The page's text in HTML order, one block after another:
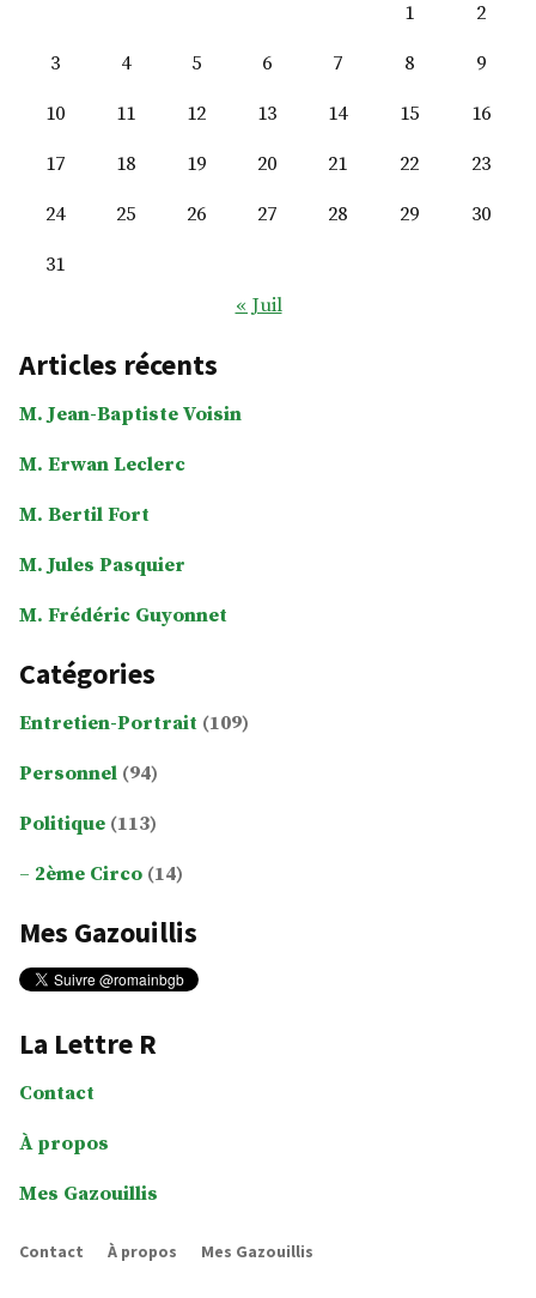
1
2
3
4 5 6 7 8
9
10
11 12 13 14 15
16
17
18 19 20 21 22
23
24
25 26 27 28 29
30
31
« Juil
Articles récents
M. Jean-Baptiste Voisin
M. Erwan Leclerc
M. Bertil Fort
M. Jules Pasquier
M. Frédéric Guyonnet
Catégories
Entretien-Portrait (109)
Personnel (94)
Politique (113)
2ème Circo (14)
Mes Gazouillis
La Lettre R
Contact
À propos
Mes Gazouillis
Contact À propos Mes Gazouillis